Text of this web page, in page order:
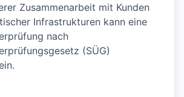
Zusammenarbeit mit Kunden
Infrastrukturen kann eine
nach
(SÜG)